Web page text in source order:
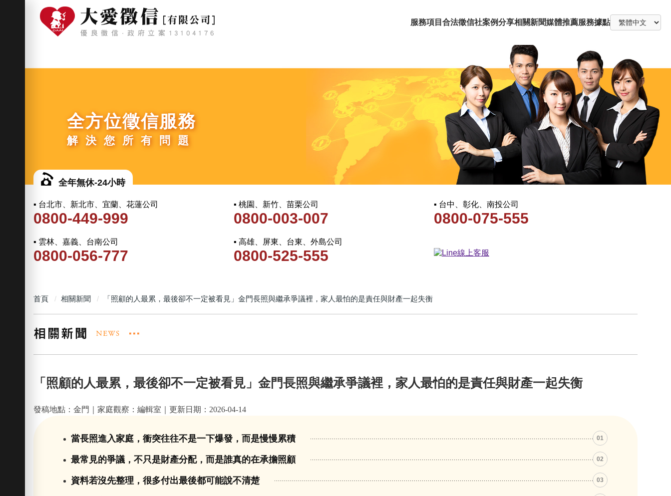
服務項目 合法徵信社案例分享相關新聞媒體推薦服務據點
全方位徵信服務
解決您所有問題
全年無休-24小時
▪ 台北市、新北市、宜蘭、花蓮公司
0800-449-999
▪ 桃園、新竹、苗栗公司
0800-003-007
▪ 台中、彰化、南投公司
0800-075-555
▪ 雲林、嘉義、台南公司
0800-056-777
▪ 高雄、屏東、台東、外島公司
0800-525-555
首頁 相關新聞 「照顧的人最累，最後卻不一定被看見」金門長照與繼承爭議裡，家人最怕的是責任與財產一起失衡
「照顧的人最累，最後卻不一定被看見」金門長照與繼承爭議裡，家人最怕的是責任與財產一起失衡
發稿地點：金門｜家庭觀察：編輯室｜更新日期：2026-04-14
當長照進入家庭，衝突往往不是一下爆發，而是慢慢累積 01
最常見的爭議，不只是財產分配，而是誰真的在承擔照顧 02
資料若沒先整理，很多付出最後都可能說不清楚 03